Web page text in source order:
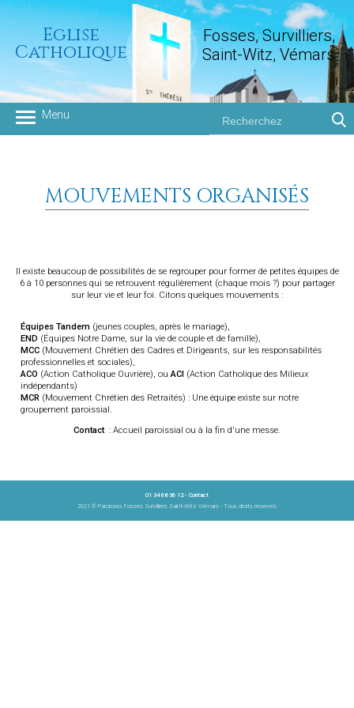
Eglise
Catholique
Fosses, Survilliers,
Saint-Witz, Vémars
MOUVEMENTS ORGANISÉS
Il existe beaucoup de possibilités de se regrouper pour former de petites équipes de
6 à 10 personnes qui se retrouvent régulièrement (chaque mois ?) pour partager
sur leur vie et leur foi. Citons quelques mouvements :
Équipes Tandem (jeunes couples, après le mariage),
END (Équipes Notre Dame, sur la vie de couple et de famille),
MCC (Mouvement Chrétien des Cadres et Dirigeants, sur les responsabilités
professionnelles et sociales),
ACO (Action Catholique Ouvrière), ouACI (Action Catholique des Milieux
indépendants)
MCR (Mouvement Chrétien des Retraités) : Une équipe existe sur notre
groupement paroissial.
Contact : Accueil paroissial ou à la fin d'une messe.
01 34 68 36 12 - Contact
2021 © Paroisses Fosses Survilliers Saint-Witz Vémars - Tous droits réservés